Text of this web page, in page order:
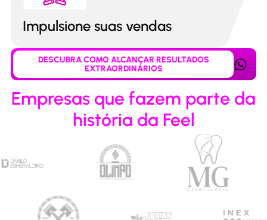
Impulsione suas vendas
DESCUBRA COMO ALCANÇAR RESULTADOS
EXTRAORDINÁRIOS
Empresas que fazem parte da
história da Feel